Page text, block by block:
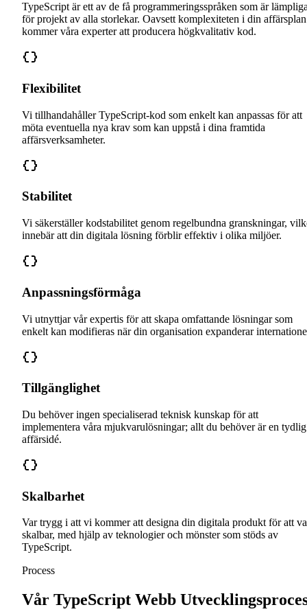
TypeScript är ett av de få programmeringsspråken som är
för projekt av alla storlekar. Oavsett komplexiteten i din affärsplan
kommer våra experter att producera högkvalitativ kod.
Flexibilitet
Vi tillhandahåller TypeScript-kod som enkelt kan anpassas för att
möta eventuella nya krav som kan uppstå i dina framtida
affärsverksamheter.
Stabilitet
Vi säkerställer kodstabilitet genom regelbundna granskningar,
innebär att din digitala lösning förblir effektiv i olika miljöer.
Anpassningsförmåga
Vi utnyttjar vår expertis för att skapa omfattande lösningar som
enkelt kan modifieras när din organisation expanderar
Tillgänglighet
Du behöver ingen specialiserad teknisk kunskap för att
implementera våra mjukvarulösningar; allt du behöver är en tydlig
affärsidé.
Skalbarhet
Var trygg i att vi kommer att designa din digitala produkt för att
skalbar, med hjälp av teknologier och mönster som stöds av
TypeScript.
Process
Vår TypeScript Webb